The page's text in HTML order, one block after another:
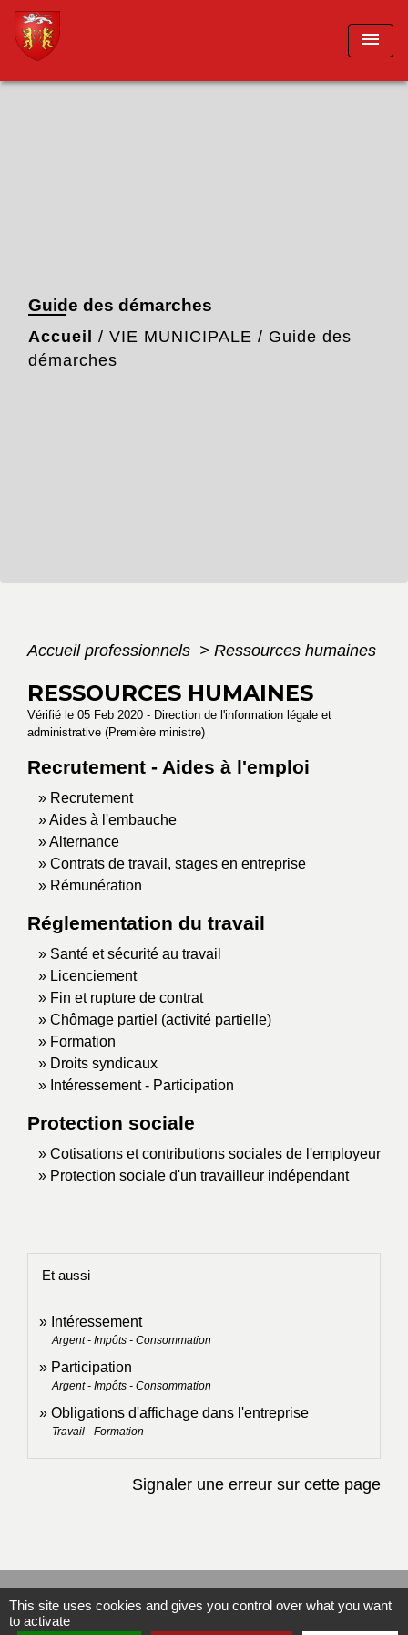
menu
Guide des démarches
Accueil / VIE MUNICIPALE / Guide des
démarches
Accueil professionnels > Ressources humaines
RESSOURCES HUMAINES
Vérifié le 05 Feb 2020 - Direction de l'information légale et
administrative (Première ministre)
Recrutement - Aides à l'emploi
Recrutement
Aides à l'embauche
Alternance
Contrats de travail, stages en entreprise
Rémunération
Réglementation du travail
Santé et sécurité au travail
Licenciement
Fin et rupture de contrat
Chômage partiel (activité partielle)
Formation
Droits syndicaux
Intéressement - Participation
Protection sociale
Cotisations et contributions sociales de l'employeur
Protection sociale d'un travailleur indépendant
Et aussi
Intéressement
Argent - Impôts - Consommation
Participation
Argent - Impôts - Consommation
Obligations d'affichage dans l'entreprise
Travail - Formation
Signaler une erreur sur cette page
Contacts
This site uses cookies and gives you control over what you want
to activate